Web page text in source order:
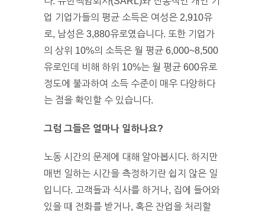
업 기업가들의 평균 소득은 여성은 2,910유
로, 남성은 3,880유로였습니다. 또한 기업가
의 상위 10%의 소득은 월 평균 6,000~8,500
유로인데 비해 하위 10%는 월 평균 600유로
정도에 불과하여 소득 수준이 매우 다양하다
는 점을 확인할 수 있습니다.
그럼 그들은 얼마나 일하나요?
노동 시간의 문제에 대해 알아봅시다. 하지만
매번 일하는 시간을 측정하기란 쉽지 않은 일
입니다. 고객들과 식사를 하거나, 집에 들어와
있을 때 전화를 받거나, 혹은 잔업을 처리할